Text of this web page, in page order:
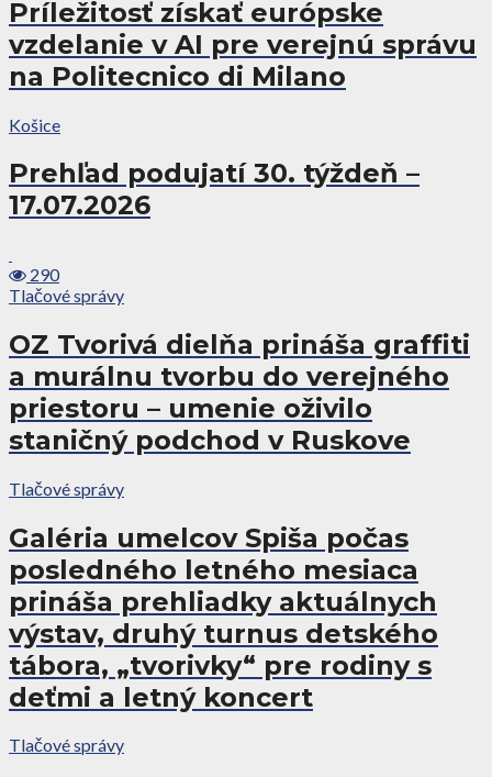
Príležitosť získať európske
vzdelanie v AI pre verejnú správu
na Politecnico di Milano
Košice
Prehľad podujatí 30. týždeň –
17.07.2026
290
Tlačové správy
OZ Tvorivá dielňa prináša graffiti
a murálnu tvorbu do verejného
priestoru – umenie oživilo
staničný podchod v Ruskove
Tlačové správy
Galéria umelcov Spiša počas
posledného letného mesiaca
prináša prehliadky aktuálnych
výstav, druhý turnus detského
tábora, „tvorivky“ pre rodiny s
deťmi a letný koncert
Tlačové správy